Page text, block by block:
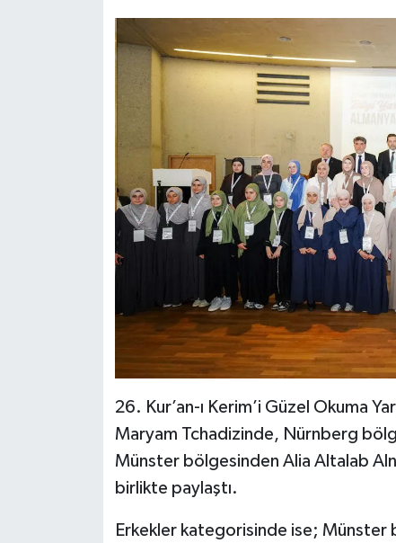
26. Kur’an-ı Kerim’i Güzel Okuma
Maryam Tchadizinde, Nürnberg
Münster bölgesinden Alia Altalab
birlikte paylaştı.
Erkekler kategorisinde ise; Münster
Iğdır Müftülüğü
İstanbul Müftülüğü
İzmir Müftülüğü
Kahramanmaraş Müftülüğü
Karaman Müftülüğü
Kastamonu Müftülüğü
Kayseri Müftülüğü
Kilis Müftülüğü